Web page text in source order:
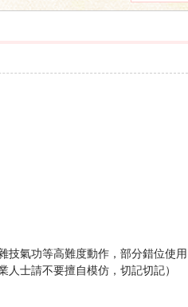
技氣功等高難度動作，部分錯位使用
士請不要擅自模仿，切記切記）